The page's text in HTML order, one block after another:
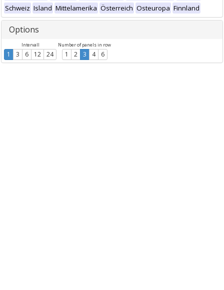
Schweiz Island Mittelamerika Österreich Osteuropa Finnland
Options
Intervall
1 3 6 12 24
Number of panels in row
1 2 3 4 6